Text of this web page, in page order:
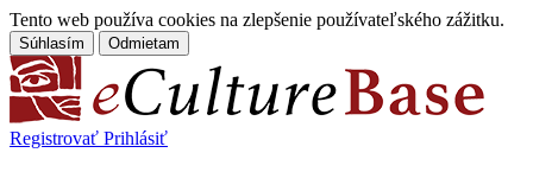
Tento web používa cookies na zlepšenie používateľského zážitku.
Súhlasím Odmietam
Registrovať Prihlásiť